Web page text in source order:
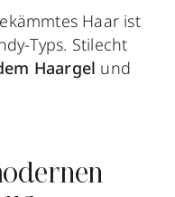
Haar ist
Typs. Stilecht
Haargel und